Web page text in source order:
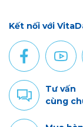
Kết nối với
Tư vấn
cùng